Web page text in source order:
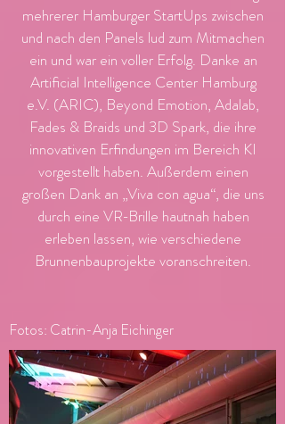
mehrerer Hamburger StartUps zwischen
und nach den Panels lud zum Mitmachen
ein und war ein voller Erfolg. Danke an
Artificial Intelligence Center Hamburg
e.V. (ARIC), Beyond Emotion, Adalab,
Fades & Braids und 3D Spark, die ihre
innovativen Erfindungen im Bereich KI
vorgestellt haben. Außerdem einen
großen Dank an „Viva con agua“, die uns
durch eine VR-Brille hautnah haben
erleben lassen, wie verschiedene
Brunnenbauprojekte voranschreiten.
Fotos: Catrin-Anja Eichinger